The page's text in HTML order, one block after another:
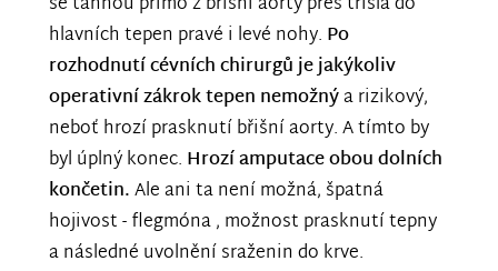
hlavních tepen pravé i levé nohy. Po
rozhodnutí cévních chirurgů je jakýkoliv
operativní zákrok tepen nemožnýa rizikový,
neboť hrozí prasknutí břišní aorty. A tímto by
byl úplný konec. Hrozí amputace obou dolních
končetin.Ale ani ta není možná, špatná
hojivost - flegmóna , možnost prasknutí tepny
a následné uvolnění sraženin do krve.